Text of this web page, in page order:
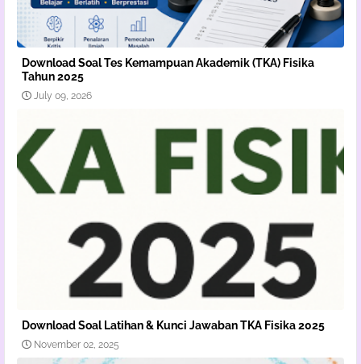
Download Soal Tes Kemampuan Akademik (TKA) Fisika
Tahun 2025
July 09, 2026
Download Soal Latihan & Kunci Jawaban TKA Fisika 2025
November 02, 2025